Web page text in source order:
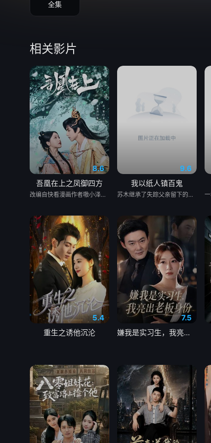
全集
相关影片
8.6
吾凰在上之凤御四方
改编自快看漫画作者嗷小泽的独家连载漫画《吾凰在上》。 现代少女奚圆（姜贞羽 饰）因意外踏入玄机界，继而卷入虎云国内乱的漩涡，身陷重重危机，而在一次次险象环生中，奚圆的真实身份逐渐浮出水面，她体内的凤凰神力也在机缘巧合下被激发觉醒。肩负整个玄机界安危的奚圆将个人的生死抛之脑后挺身而出，勇敢地向至高的神律挑战，并最终凭借自身的聪慧与坚韧守护了玄机界的苍生。
9.6
我以纸人镇百鬼
苏木继承了失踪父亲留下的白事馆，本想低调扎纸维生，却因一具流血的新娘纸人卷入了一场跨越十年的惊天阴谋。这纸人身上，竟贴着父亲消失前的绝命符箓。为了寻找父亲，苏木手持家传罗盘，独闯古镇鬼婚宴，掌扇招魂神棍。深陷租界纸域大楼，反杀吸血资本家。最终踏入生人勿近的封门村，揭开百人活尸背后的血泪冤案。随着三块罗盘碎片合一，当年的背叛者，父亲的结拜兄弟王叔现身夺宝。王叔布下万怨噬魂阵，欲将苏木炼成杀戮傀儡。生死关头，苏木觉醒苏家至高血脉，融合父亲残魂，引九霄神雷荡平邪祟。你以为苏家扎的是纸，不，扎的是这世间的公道。从此，苏木手持罗盘，行走阴阳，开启了一段热血又诡异的捉鬼传奇。
5.4
重生之诱他沉沦
7.5
嫌我是实习生，我亮出老板身份